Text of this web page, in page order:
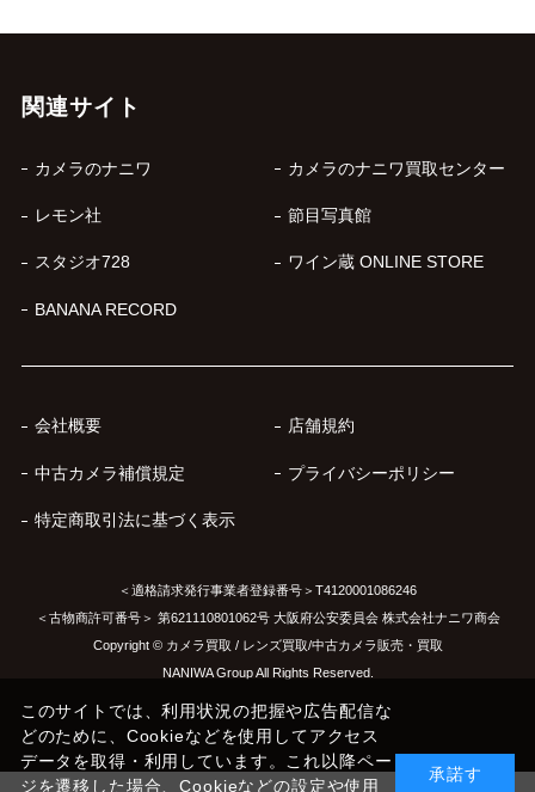
関連サイト
カメラのナニワ カメラのナニワ買取センター
レモン社 節目写真館
スタジオ728 ワイン蔵 ONLINE STORE
BANANA RECORD
会社概要 店舗規約
中古カメラ補償規定 プライバシーポリシー
特定商取引法に基づく表示
＜適格請求発行事業者登録番号＞T4120001086246
＜古物商許可番号＞ 第621110801062号 大阪府公安委員会 株式会社ナニワ商会
Copyright © カメラ買取 / レンズ買取/中古カメラ販売・買取
NANIWA Group All Rights Reserved.
このサイトでは、利用状況の把握や広告配信な
どのために、Cookieなどを使用してアクセス
データを取得・利用しています。これ以降ペー
ジを遷移した場合、Cookieなどの設定や使用
承諾す